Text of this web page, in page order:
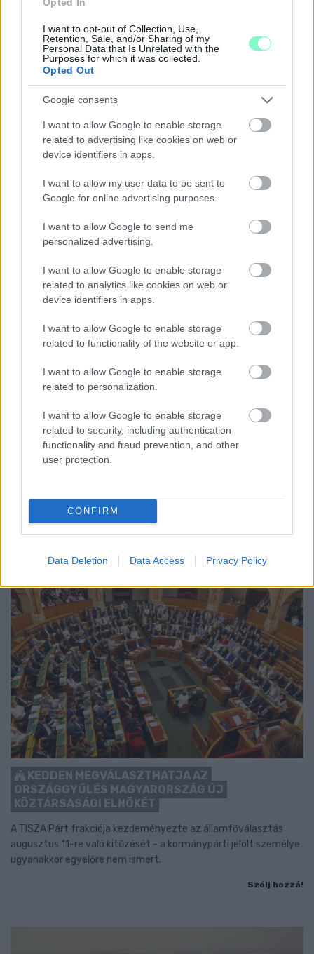
I want to opt-out of Collection, Use,
Retention, Sale, and/or Sharing of my
Personal Data that Is Unrelated with the
Purposes for which it was collected.
Opted Out
Google consents
I want to allow Google to enable storage
related to advertising like cookies on web or
device identifiers in apps.
I want to allow my user data to be sent to
Google for online advertising purposes.
I want to allow Google to send me
personalized advertising.
I want to allow Google to enable storage
related to analytics like cookies on web or
device identifiers in apps.
I want to allow Google to enable storage
related to functionality of the website or app.
I want to allow Google to enable storage
related to personalization.
I want to allow Google to enable storage
related to security, including authentication
functionality and fraud prevention, and other
user protection.
CONFIRM
Data Deletion Data Access Privacy Policy
A RÓMAIAKTÓL AZ AGYAGKATONÁKIG –
TÁRLATVEZETÉSEK, WORKSHOP ÉS
KÖZÖNSÉGTALÁLKOZÓ VÁRJA A LÁTOGATÓKAT A
Ingyenes programokkal és különleges kiállításokkal készülnek a
hét második felére, a hőségriadó idején ráadásul a Várkazamata
– Kőtár is díjmentesen látogatható.
CZUNYINÉ HARCA A GMAIL ÉS AZ ÖNKÉNY ELLEN
- LETILTOTTA A GOOGLE A VÉDVONAL LEVELEZŐ
KEDDEN MEGVÁLASZTHATJA AZ
ORSZÁGGYŰLÉS MAGYARORSZÁG ÚJ
KÖZTÁRSASÁGI ELNÖKÉT
A TISZA Párt frakciója kezdeményezte az államfőválasztás
augusztus 11-re való kitűzését - a kormánypárti jelölt személye
ugyanakkor egyelőre nem ismert.
Szólj hozzá!